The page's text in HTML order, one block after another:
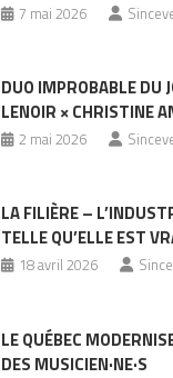
7 mai 2026
DUO IMPROBABLE DU
LENOIR × CHRISTINE
2 mai 2026
LA FILIÈRE –
TELLE QU’ELLE EST
18 avril 2026
LE QUÉBEC
DES MUSICIEN·NE·S